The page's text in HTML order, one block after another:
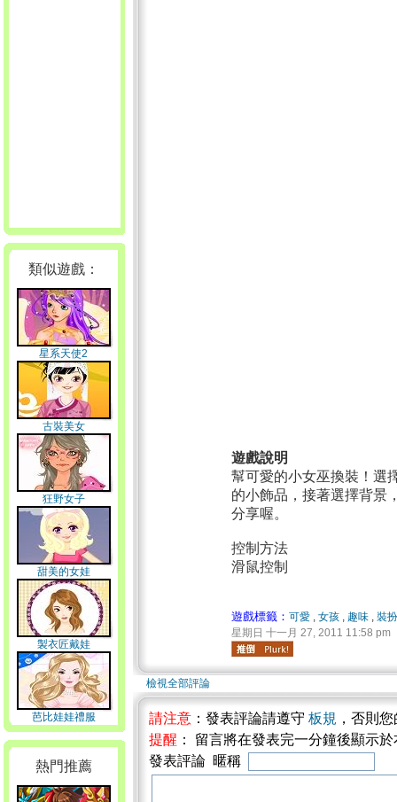
類似遊戲：
星系天使2
古裝美女
狂野女子
甜美的女娃
製衣匠戴娃
芭比娃娃禮服
熱門推薦
遊戲說明
幫可愛的小女巫換裝！選
的小飾品，接著選擇背景
分享喔。
控制方法
滑鼠控制
遊戲標籤： 可愛 , 女孩 , 趣味 , 裝扮
星期日 十一月 27, 2011 11:58 pm
檢視全部評論
請注意 ：發表評論請遵守 板規 ，否則
提醒 ： 留言將在發表完一分鐘後顯示
發表評論 暱稱